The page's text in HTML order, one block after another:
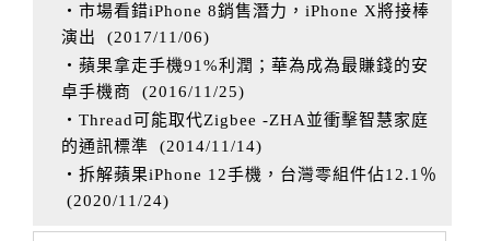
‧市場看錯iPhone 8銷售潛力，iPhone X將接棒
演出
(2017/11/06)
‧蘋果拿走手機91%利潤；華為成為最賺錢的安
卓手機商
(2016/11/25)
‧Thread可能取代Zigbee -ZHA並衝擊智慧家庭
的通訊標準 (2014/11/14)
‧拆解蘋果iPhone 12手機，台灣零組件佔12.1％
(2020/11/24)